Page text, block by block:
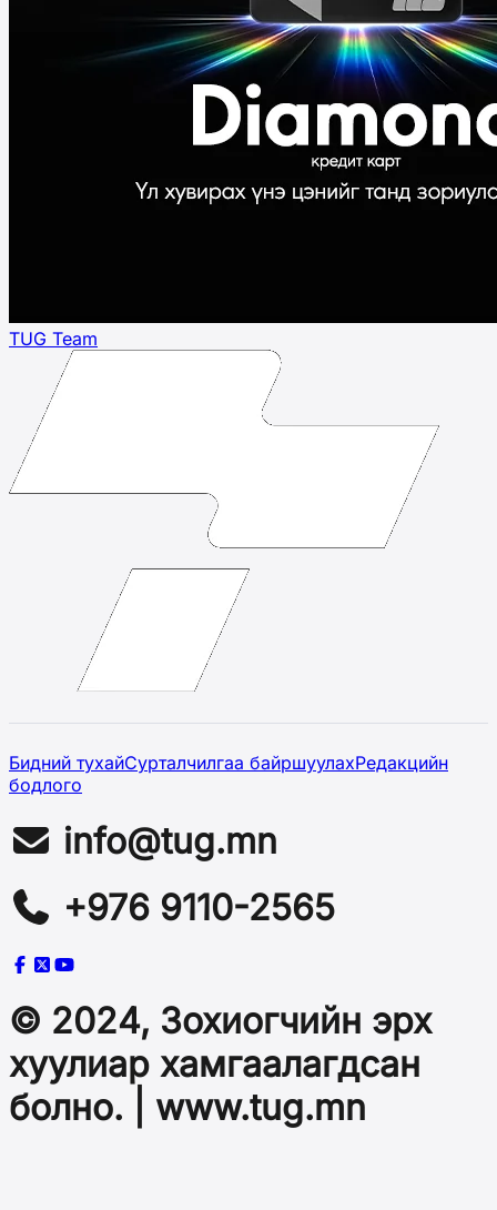
TUG Team
Бидний тухайСурталчилгаа байршуулахРедакцийн
бодлого
info@tug.mn
+976 9110-2565
© 2024, Зохиогчийн эрх
хуулиар хамгаалагдсан
болно. | www.tug.mn